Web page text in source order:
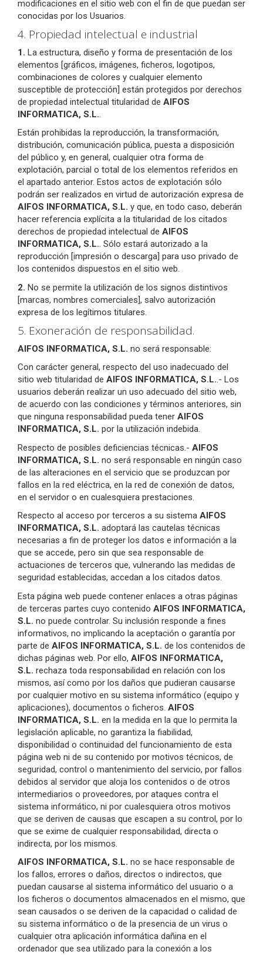
modificaciones en el sitio web con el fin de que puedan ser
conocidas por los Usuarios.
4. Propiedad intelectual e industrial
1. La estructura, diseño y forma de presentación de los
elementos [gráficos, imágenes, ficheros, logotipos,
combinaciones de colores y cualquier elemento
susceptible de protección] están protegidos por derechos
de propiedad intelectual titularidad de AIFOS
INFORMATICA, S.L.
Están prohibidas la reproducción, la transformación,
distribución, comunicación pública, puesta a disposición
del público y, en general, cualquier otra forma de
explotación, parcial o total de los elementos referidos en
el apartado anterior. Estos actos de explotación sólo
podrán ser realizados en virtud de autorización expresa de
AIFOS INFORMATICA, S.L. y que, en todo caso, deberán
hacer referencia explícita a la titularidad de los citados
derechos de propiedad intelectual de AIFOS
INFORMATICA, S.L.. Sólo estará autorizado a la
reproducción [impresión o descarga] para uso privado de
los contenidos dispuestos en el sitio web.
2. No se permite la utilización de los signos distintivos
[marcas, nombres comerciales], salvo autorización
expresa de los legítimos titulares.
5. Exoneración de responsabilidad.
AIFOS INFORMATICA, S.L. no será responsable:
Con carácter general, respecto del uso inadecuado del
sitio web titularidad de AIFOS INFORMATICA, S.L..- Los
usuarios deberán realizar un uso adecuado del sitio web,
de acuerdo con las condiciones y términos anteriores, sin
que ninguna responsabilidad pueda tener AIFOS
INFORMATICA, S.L. por la utilización indebida.
Respecto de posibles deficiencias técnicas.- AIFOS
INFORMATICA, S.L. no será responsable en ningún caso
de las alteraciones en el servicio que se produzcan por
fallos en la red eléctrica, en la red de conexión de datos,
en el servidor o en cualesquiera prestaciones.
Respecto al acceso por terceros a su sistema AIFOS
INFORMATICA, S.L. adoptará las cautelas técnicas
necesarias a fin de proteger los datos e información a la
que se accede, pero sin que sea responsable de
actuaciones de terceros que, vulnerando las medidas de
seguridad establecidas, accedan a los citados datos.
Esta página web puede contener enlaces a otras páginas
de terceras partes cuyo contenido AIFOS INFORMATICA,
S.L. no puede controlar. Su inclusión responde a fines
informativos, no implicando la aceptación o garantía por
parte de AIFOS INFORMATICA, S.L. de los contenidos de
dichas páginas web. Por ello, AIFOS INFORMATICA,
S.L. rechaza toda responsabilidad en relación con los
mismos, así como por los daños que pudieran causarse
por cualquier motivo en su sistema informático (equipo y
aplicaciones), documentos o ficheros. AIFOS
INFORMATICA, S.L. en la medida en la que lo permita la
legislación aplicable, no garantiza la fiabilidad,
disponibilidad o continuidad del funcionamiento de esta
página web ni de su contenido por motivos técnicos, de
seguridad, control o mantenimiento del servicio, por fallos
debidos al servidor que aloja los contenidos o de otros
intermediarios o proveedores, por ataques contra el
sistema informático, ni por cualesquiera otros motivos
que se deriven de causas que escapen a su control, por lo
que se exime de cualquier responsabilidad, directa o
indirecta, por los mismos.
AIFOS INFORMATICA, S.L. no se hace responsable de
los fallos, errores o daños, directos o indirectos, que
puedan causarse al sistema informático del usuario o a
los ficheros o documentos almacenados en el mismo, que
sean causados o se deriven de la capacidad o calidad de
su sistema informático o de la presencia de un virus o
cualquier otra aplicación informática dañina en el
ordenador que sea utilizado para la conexión a los